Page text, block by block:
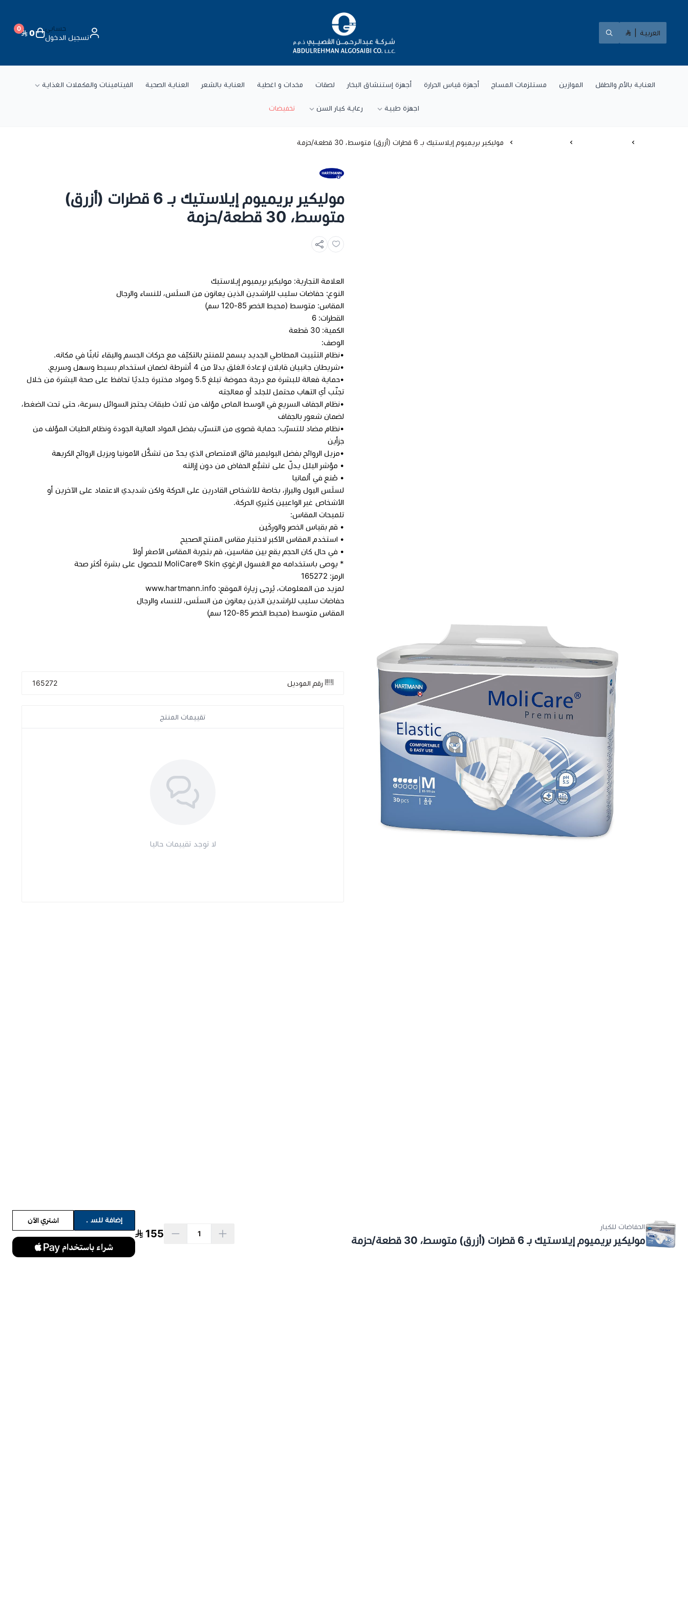
العربية
شركة عبد الرحمن القصيبي للتجارة العامة
حسابي
تسجيل الدخول
0
0
العناية بالأم والطفل الموازين مستلزمات المساج أجهزة قياس الحرارة أجهزة إستنشاق البخار لصقات مخدات و اغطية العناية بالشعر العناية الصحية الفيتامينات والمكملات الغذاية
اجهزة طبية رعاية كبار السن تخفيضات
موليكير بريميوم إيلاستيك بـ 6 قطرات (أزرق) متوسط، 30 قطعة/حزمة
موليكير بريميوم إيلاستيك بـ 6 قطرات (أزرق)
متوسط، 30 قطعة/حزمة
العلامة التجارية: موليكير بريميوم إيلاستيك
النوع: حفاضات سليب للراشدين الذين يعانون من السلَس، للنساء والرجال
المقاس: متوسط (محيط الخصر 85‏-120 سم)
القطرات: 6
الكمية: 30 قطعة
الوصف:
•نظام التثبيت المطاطي الجديد يسمح للمنتج بالتكيّف مع حركات الجسم والبقاء ثابتًا في مكانه.
•شريطان جانبيان قابلان لإعادة الغلق بدلاً من 4 أشرطة لضمان استخدام بسيط وسهل وسريع.
•حماية فعالة للبشرة مع درجة حموضة تبلغ 5.5 ومواد مختبرة جلديًا تحافظ على صحة البشرة من خلال
تجنّب أي التهاب محتمل للجلد أو معالجته
•نظام الجفاف السريع في الوسط الماص مؤلف من ثلاث طبقات يحتجز السوائل بسرعة، حتى تحت الضغط،
لضمان شعور بالجفاف
•نظام مضاد للتسرّب: حماية قصوى من التسرّب بفضل المواد العالية الجودة ونظام الطيات المؤلف من
جزأين
•مزيل الروائح بفضل البوليمير فائق الامتصاص الذي يحدّ من تشكُّل الأمونيا ويزيل الروائح الكريهة
• مؤشر البلل يدلّ على تشبُّع الحفاض من دون إزالته
• صُنع في ألمانيا
لسلَس البول والبراز، بخاصة للأشخاص القادرين على الحركة ولكن شديدي الاعتماد على الآخرين أو
الأشخاص غير الواعيين كثيري الحركة.
تلميحات المقاس:
• قم بقياس الخصر والوركَين
• استخدم المقاس الأكبر لاختيار مقاس المنتج الصحيح
• في حال كان الحجم يقع بين مقاسين، قم بتجربة المقاس الأصغر أولاً
* يوصى باستخدامه مع الغسول الرغوي MoliCare® Skin للحصول على بشرة أكثر صحة
الرمز: 165272
لمزيد من المعلومات، يُرجى زيارة الموقع: www.hartmann.info
حفاضات سليب للراشدين الذين يعانون من السلَس، للنساء والرجال
المقاس متوسط (محيط الخصر 85‏-120 سم)
رقم الموديل 165272
الحفاضات للكبار
موليكير بريميوم إيلاستيك بـ 6 قطرات (أزرق) متوسط، 30 قطعة/حزمة
155
إضافة للسلة اشتري الآن
تقييمات المنتج
لا توجد تقييمات حاليا